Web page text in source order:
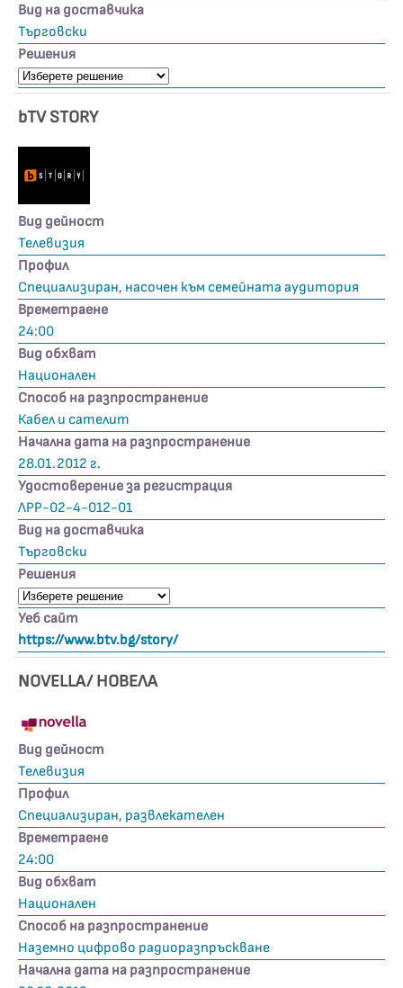
Вид на доставчика
Търговски
Решения
bTV STORY
Вид дейност
Телевизия
Профил
Специализиран, насочен към семейната аудитория
Времетраене
24:00
Вид обхват
Национален
Способ на разпространение
Кабел и сателит
Начална дата на разпространение
28.01.2012 г.
Удостоверение за регистрация
ЛРР-02-4-012-01
Вид на доставчика
Търговски
Решения
Уеб сайт
https://www.btv.bg/story/
NOVELLA/ НОВЕЛА
Вид дейност
Телевизия
Профил
Специализиран, развлекателен
Времетраене
24:00
Вид обхват
Национален
Способ на разпространение
Наземно цифрово радиоразпръскване
Начална дата на разпространение